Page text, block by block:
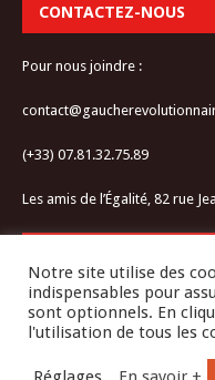
CONTACTEZ-NOUS
Pour nous joindre :
(+33) 07.81.32.75.89
Les amis de l’Égalité, 82 rue
Notre site utilise des
indispensables pour
sont optionnels. En
l'utilisation de tous les